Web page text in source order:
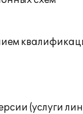
(услуги